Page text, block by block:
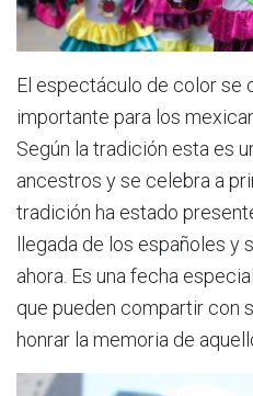
El espectáculo de color se
importante para los
Según la tradición esta es
ancestros y se celebra a
tradición ha estado
llegada de los españoles y
ahora. Es una fecha
que pueden compartir con
honrar la memoria de